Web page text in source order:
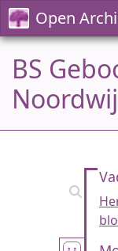
Open
BS